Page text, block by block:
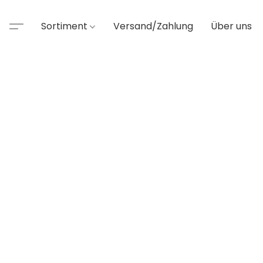
Sortiment Versand/Zahlung Über uns